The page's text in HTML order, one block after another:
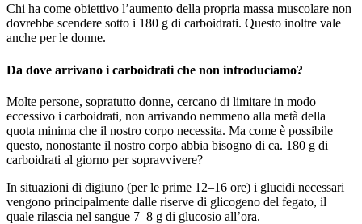
Chi ha come obiettivo l’aumento della propria massa muscolare non
dovrebbe scendere sotto i 180 g di carboidrati. Questo inoltre vale
anche per le donne.
Da dove arrivano i carboidrati che non introduciamo?
Molte persone, sopratutto donne, cercano di limitare in modo
eccessivo i carboidrati, non arrivando nemmeno alla metà della
quota minima che il nostro corpo necessita. Ma come è possibile
questo, nonostante il nostro corpo abbia bisogno di ca. 180 g di
carboidrati al giorno per sopravvivere?
In situazioni di digiuno (per le prime 12–16 ore) i glucidi necessari
vengono principalmente dalle riserve di glicogeno del fegato, il
quale rilascia nel sangue 7–8 g di glucosio all’ora.